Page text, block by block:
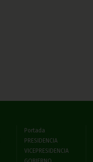
Portada
PRESIDENCIA
VICEPRESIDENCIA